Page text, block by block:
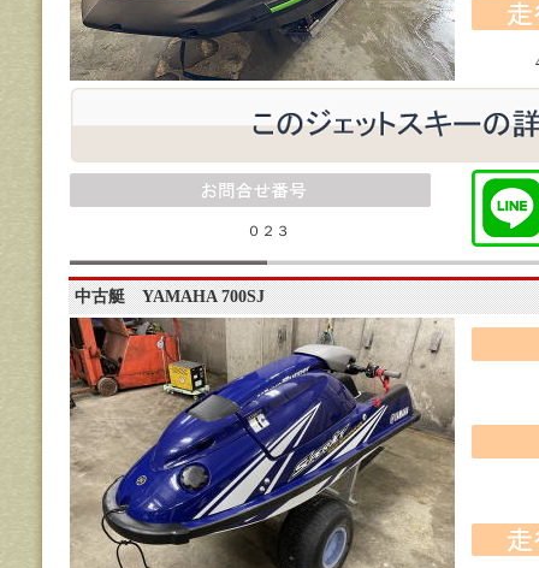
０２３
中古艇 YAMAHA 700SJ